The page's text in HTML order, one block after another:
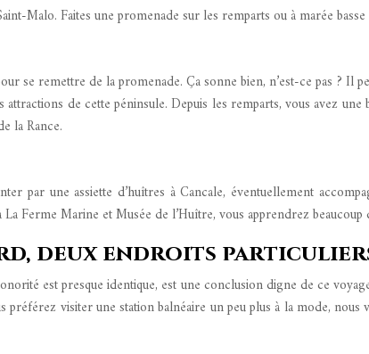
Malo. Faites une promenade sur les remparts ou à marée
se remettre de la promenade. Ça sonne bien, n’est-ce pas ?
de cette péninsule. Depuis les remparts, vous avez
la Rance.
par une assiette d’huîtres à Cancale, éventuellement
Ferme Marine et Musée de l’Huître, vous apprendrez
deux endroits
est presque identique, est une conclusion digne de ce
préférez visiter une station balnéaire un peu plus à la mode,